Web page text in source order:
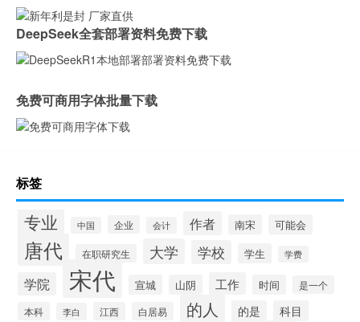
DeepSeek全套部署资料免费下载
免费可商用字体批量下载
标签
专业 中国 企业 会计 作者 南宋 可能会
唐代 在职研究生 大学 学校 学生 学费
学院 宋代 宣城 山阴 工作 时间
是一个
本科
李白 江西 白居易 的人 的是 科目